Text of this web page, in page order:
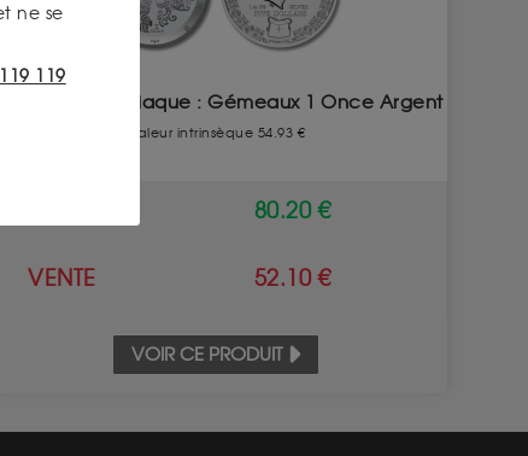
Signe du Zodiaque : Gémeaux 1 Once Argent
Valeur intrinsèque 54.93 €
80.20 €
VENTE 52.10 €
VOIR CE PRODUIT
ne se
119